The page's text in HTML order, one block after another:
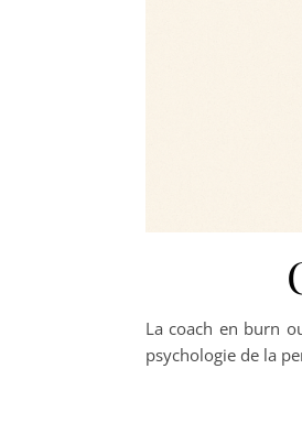
La coach en burn
psychologie de la